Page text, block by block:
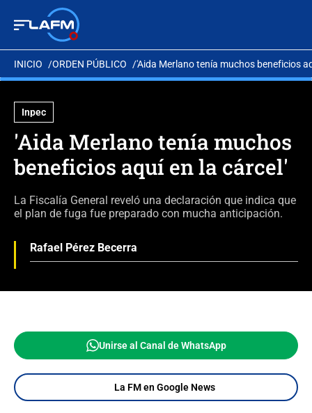
INICIO ORDEN PÚBLICO 'Aida Merlano tenía muchos beneficios
Inpec
'Aida Merlano tenía muchos
beneficios aquí en la cárcel'
La Fiscalía General reveló una declaración que indica que
el plan de fuga fue preparado con mucha anticipación.
Rafael Pérez Becerra
Unirse al Canal de WhatsApp
La FM en Google News